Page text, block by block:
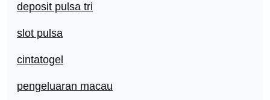
deposit pulsa tri
slot pulsa
cintatogel
pengeluaran macau